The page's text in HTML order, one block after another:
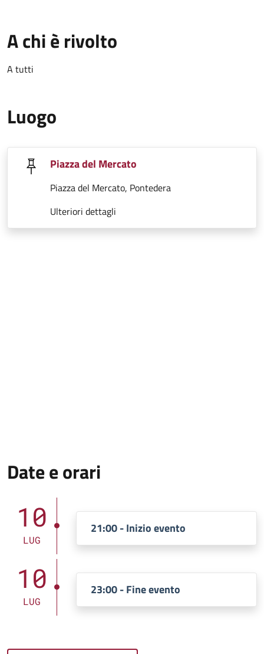
A chi è rivolto
A tutti
Luogo
Piazza del Mercato
Piazza del Mercato, Pontedera
Ulteriori dettagli
Date e orari
10
LUG
21:00 - Inizio evento
10
LUG
23:00 - Fine evento